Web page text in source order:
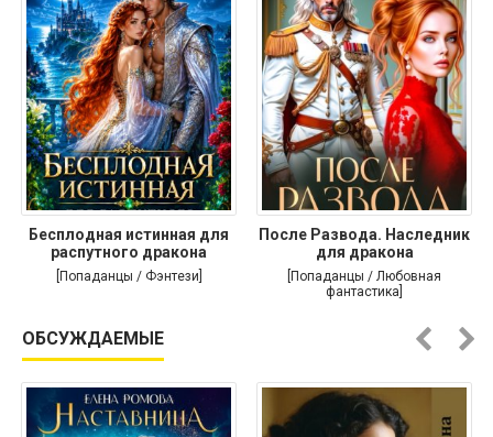
Бесплодная истинная для
распутного дракона
[Попаданцы / Фэнтези]
После Развода. Наследник
для дракона
[Попаданцы / Любовная
фантастика]
ОБСУЖДАЕМЫЕ